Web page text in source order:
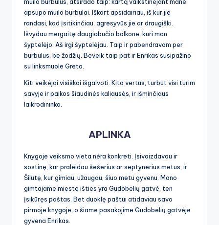
apsupo muilo burbulai. Iškart apsidairiau, iš kur jie
randasi, kad įsitikinčiau, agresyvūs jie ar draugiški.
Išvydau mergaitę daugiabučio balkone, kuri man
šyptelėjo. Aš irgi šyptelėjau. Taip ir pabendravom per
burbulus, be žodžių. Beveik taip pat ir Enrikas susipažino
su linksmuole Greta.
Kiti veikėjai visiškai išgalvoti. Kita vertus, turbūt visi turim
savyje ir paikos šiaudinės kaliausės, ir išminčiaus
laikrodininko.
APLINKA
Knygoje veiksmo vieta nėra konkreti. Įsivaizdavau ir
sostinę, kur praleidau šešerius ar septynerius metus, ir
Šilutę, kur gimiau, užaugau, šiuo metu gyvenu. Mano
gimtajame mieste išties yra Gudobelių gatvė, ten
įsikūręs paštas. Bet duoklę paštui atidaviau savo
pirmoje knygoje, o šiame pasakojime Gudobelių gatvėje
gyvena Enrikas.